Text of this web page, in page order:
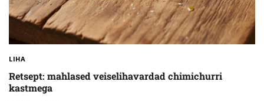
LIHA
Retsept: mahlased veiselihavardad chimichurri
kastmega